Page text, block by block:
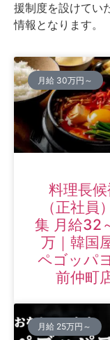
援制度を設けてい
情報となります。
月給 30万円～
料理長候
（正社員
集 月給32
万｜韓国
ペゴッパ
前仲町
月給 25万円～